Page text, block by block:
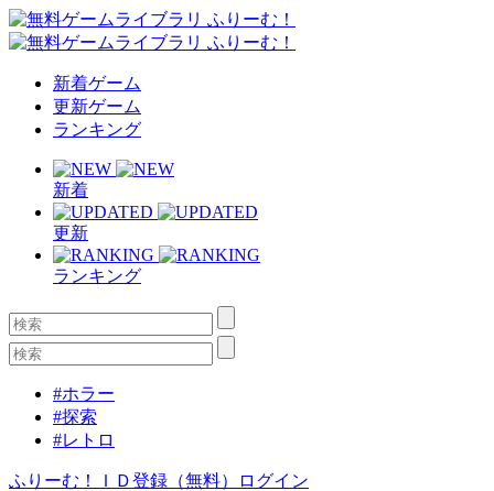
新着ゲーム
更新ゲーム
ランキング
新着
更新
ランキング
#ホラー
#探索
#レトロ
ふりーむ！ＩＤ登録（無料） ログイン